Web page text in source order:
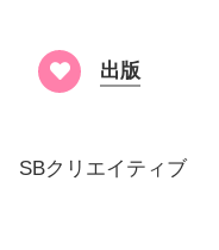
出版
SBクリエイティブ